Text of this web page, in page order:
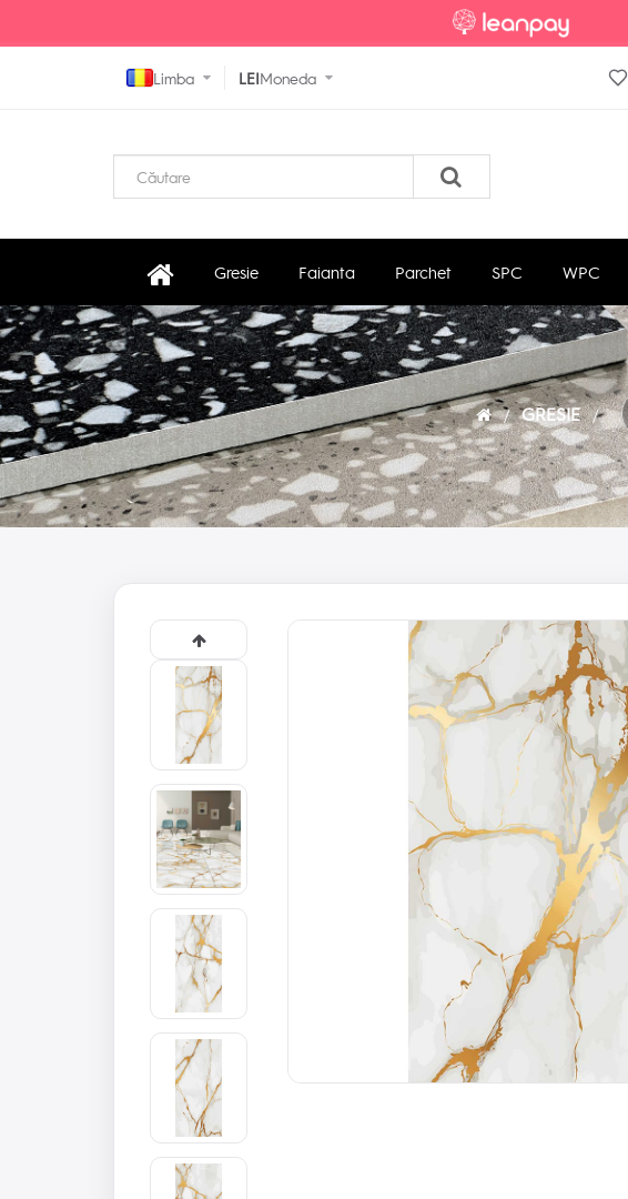
Limba LEIMoneda
Gresie Faianta Parchet SPC WPC
GRESIE